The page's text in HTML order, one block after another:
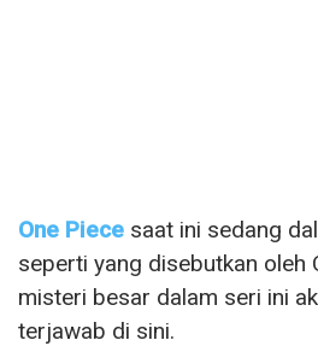
One Piece saat ini sedang
seperti yang disebutkan oleh
misteri besar dalam seri ini
terjawab di sini.